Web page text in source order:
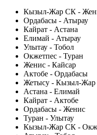
Кызыл-Жар СК -
Ордабасы - Атырау
Кайрат - Астана
Елимай - Атырау
Улытау - Тобол
Окжетпес - Туран
Женис - Кайсар
Актобе - Ордабасы
Жетысу - Кызыл-
Астана - Елимай
Кайрат - Актобе
Ордабасы - Женис
Туран - Улытау
Кызыл-Жар СК -